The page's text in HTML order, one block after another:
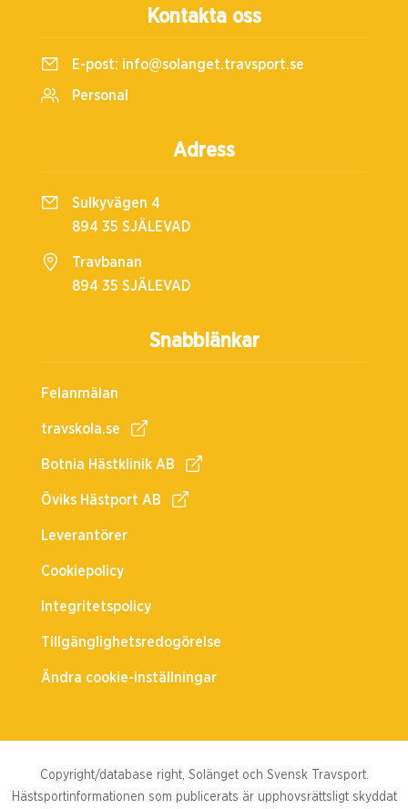
Snabblänkar
Felanmälan
travskola.se
Botnia Hästklinik AB
Öviks Hästport AB
Leverantörer
Cookiepolicy
Integritetspolicy
Tillgänglighetsredogörelse
Ändra cookie-inställningar
Kontakta oss
E-post: info@solanget.travsport.se
Personal
Adress
Sulkyvägen 4
894 35 SJÄLEVAD
Travbanan
894 35 SJÄLEVAD
Copyright/database right, Solänget och Svensk Travsport.
Hästsportinformationen som publicerats är upphovsrättsligt skyddat